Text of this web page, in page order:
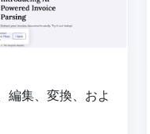
編集、変換、およ